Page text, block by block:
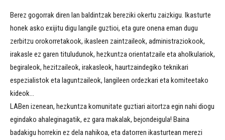
Berez gogorrak diren lan baldintzak bereziki okertu zaizkigu. Ikasturte
honek asko exijitu digu langile guztioi, eta gure onena eman dugu
zerbitzu orokorretakook, ikasleen zaintzaileok, administraziokook,
irakasle ez garen tituludunok, hezkuntza orientatzaile eta aholkulariok,
begiraleok, hezitzaileok, irakasleok, haurtzaindegiko teknikari
espezialistok eta laguntzaileok, langileen ordezkari eta komiteetako
kideok…
LABen izenean, hezkuntza komunitate guztiari aitortza egin nahi diogu
egindako ahaleginagatik, ez gara makalak, bejondeigula! Baina
badakigu horrekin ez dela nahikoa, eta datorren ikasturtean merezi